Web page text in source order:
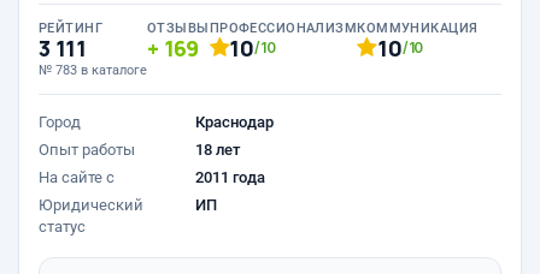
РЕЙТИНГ
3 111
№ 783 в каталоге
ОТЗЫВЫ
169
ПРОФЕССИОНАЛИЗМ
10/10
КОММУНИКАЦИЯ
10/10
Город
Краснодар
Опыт работы
18 лет
На сайте с
2011 года
Юридический
статус
ИП